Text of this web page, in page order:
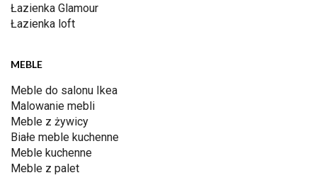
Łazienka Glamour
Łazienka loft
MEBLE
Meble do salonu Ikea
Malowanie mebli
Meble z żywicy
Białe meble kuchenne
Meble kuchenne
Meble z palet